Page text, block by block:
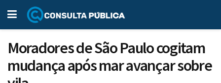
Moradores de São Paulo cogitam
mudança após mar avançar sobre